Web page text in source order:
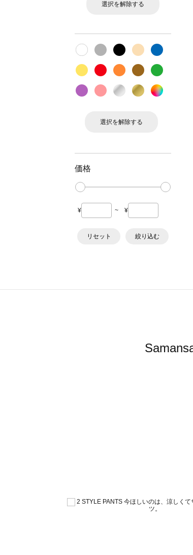
選択を解除する
選択を解除する
価格
¥ ~ ¥
リセット 絞り込む